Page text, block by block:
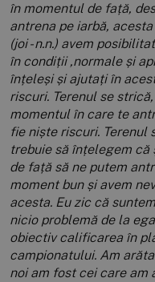
în momentul de față,
antrena pe iarbă,
(joi - n.n.) avem
în condiții ,normale și
înțeleși și ajutați în
riscuri. Terenul se
momentul în care te
fie niște riscuri. Terenul
trebuie să înțelegem
de față să ne putem
moment bun și avem
acesta. Eu zic că
nicio problemă de la
obiectiv calificarea în
campionatului. Am
noi am fost cei care am